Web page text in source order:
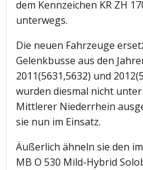
dem Kennzeichen KR ZH
unterwegs.
Die neuen Fahrzeuge
Gelenkbusse aus den
2011(5631,5632) und
wurden diesmal nicht
Mittlerer Niederrhein
sie nun im Einsatz.
Äußerlich ähneln sie den
MB O 530 Mild-Hybrid